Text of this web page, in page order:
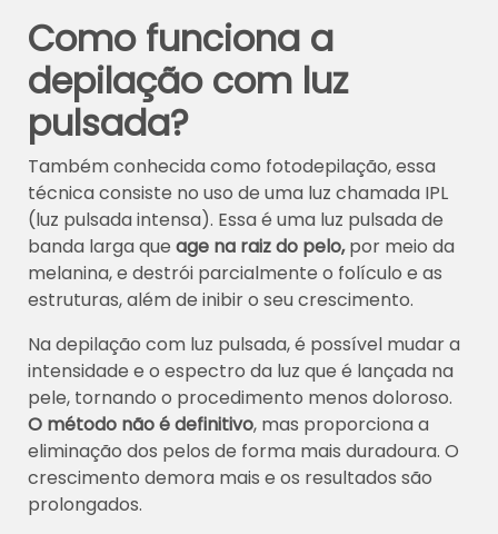
Como funciona a
depilação com luz
pulsada?
Também conhecida como fotodepilação, essa
técnica consiste no uso de uma luz chamada IPL
(luz pulsada intensa). Essa é uma luz pulsada de
banda larga que age na raiz do pelo,por meio da
melanina, e destrói parcialmente o folículo e as
estruturas, além de inibir o seu crescimento.
Na depilação com luz pulsada, é possível mudar a
intensidade e o espectro da luz que é lançada na
pele, tornando o procedimento menos doloroso.
O método não é definitivo, mas proporciona a
eliminação dos pelos de forma mais duradoura. O
crescimento demora mais e os resultados são
prolongados.